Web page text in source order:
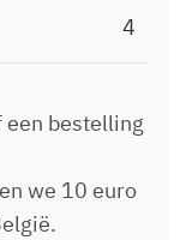
4
een bestelling
we 10 euro